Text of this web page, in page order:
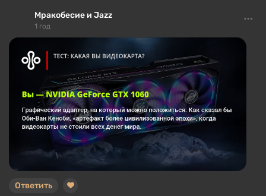
Мракобесие и Jazz
1 год
Ответить